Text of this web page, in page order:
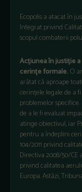
Ecopolis a atacat în
Integrat privind
scopul combaterii
Acțiunea în justiție
cerințe formale.O
arătat că aproape
cerințele legale de a
problemelor
de a le fi evaluat
atinge obiectivul, iar
pentru a îndeplini
104/2011 privind
Directiva 2008/50/
privind calitatea
Europa. Astăzi,